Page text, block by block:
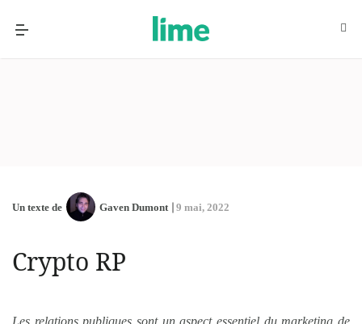
Un texte de Gaven Dumont 9 mai, 2022
Crypto RP
Les relations publiques sont un aspect essentiel du marketing de